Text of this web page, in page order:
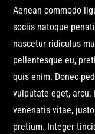
Aenean commodo
sociis natoque
nascetur ridiculus
pellentesque eu,
quis enim. Donec
vulputate eget, arcu.
venenatis vitae,
pretium. Integer